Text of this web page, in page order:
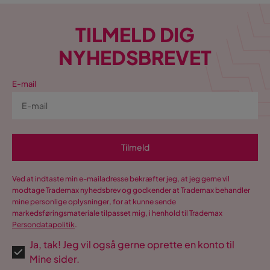
TILMELD DIG
NYHEDSBREVET
E-mail
Tilmeld
Ved at indtaste min e-mailadresse bekræfter jeg, at jeg gerne vil
modtage Trademax nyhedsbrev og godkender at Trademax behandler
mine personlige oplysninger, for at kunne sende
markedsføringsmateriale tilpasset mig, i henhold til Trademax
Persondatapolitik.
Ja, tak! Jeg vil også gerne oprette en konto til
Mine sider.